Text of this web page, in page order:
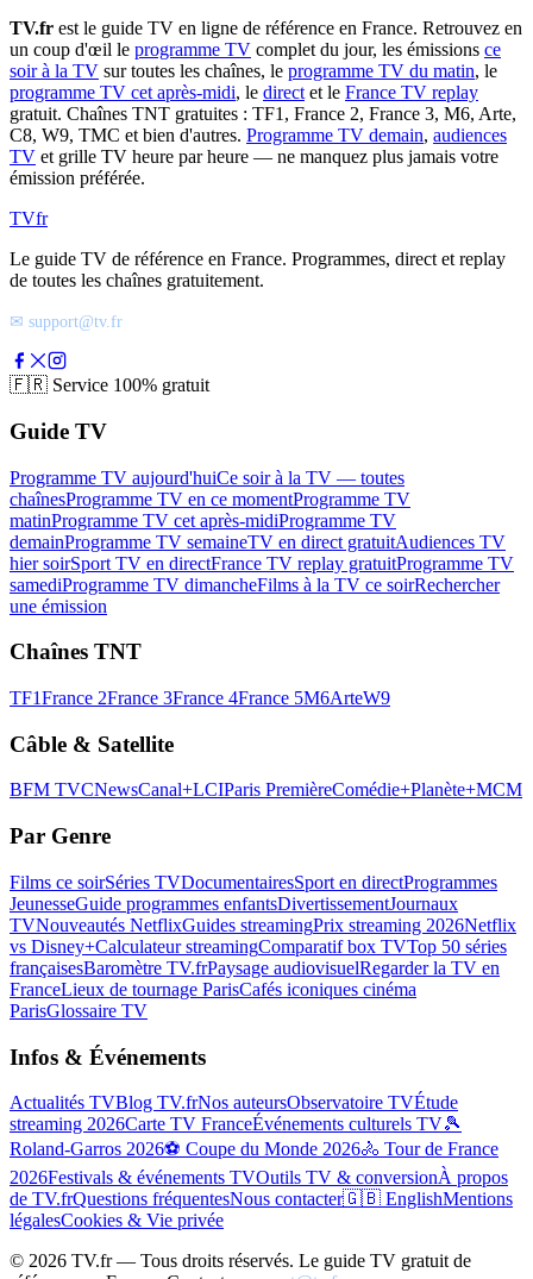
TV.fr est le guide TV en ligne de référence en France. Retrouvez en
un coup d'œil le programme TV complet du jour, les émissions ce
soir à la TV sur toutes les chaînes, le programme TV du matin, le
programme TV cet après-midi, le direct et le France TV replay
gratuit. Chaînes TNT gratuites : TF1, France 2, France 3, M6, Arte,
C8, W9, TMC et bien d'autres. Programme TV demain, audiences
TV et grille TV heure par heure — ne manquez plus jamais votre
émission préférée.
TVfr
Le guide TV de référence en France. Programmes, direct et replay
de toutes les chaînes gratuitement.
✉ support@tv.fr
🇫🇷 Service 100% gratuit
Guide TV
Programme TV aujourd'huiCe soir à la TV — toutes
chaînesProgramme TV en ce momentProgramme TV
matinProgramme TV cet après-midiProgramme TV
demainProgramme TV semaineTV en direct gratuitAudiences TV
hier soirSport TV en directFrance TV replay gratuitProgramme TV
samediProgramme TV dimancheFilms à la TV ce soirRechercher
une émission
Chaînes TNT
TF1France 2France 3France 4France 5M6ArteW9
Câble & Satellite
BFM TVCNewsCanal+LCIParis PremièreComédie+Planète+MCM
Par Genre
Films ce soirSéries TVDocumentairesSport en directProgrammes
JeunesseGuide programmes enfantsDivertissementJournaux
TVNouveautés NetflixGuides streamingPrix streaming 2026Netflix
vs Disney+Calculateur streamingComparatif box TVTop 50 séries
françaisesBaromètre TV.frPaysage audiovisuelRegarder la TV en
FranceLieux de tournage ParisCafés iconiques cinéma
ParisGlossaire TV
Infos & Événements
Actualités TVBlog TV.frNos auteursObservatoire TVÉtude
streaming 2026Carte TV FranceÉvénements culturels TV🎾
Roland-Garros 2026⚽ Coupe du Monde 2026🚴 Tour de France
2026Festivals & événements TVOutils TV & conversionÀ propos
de TV.frQuestions fréquentesNous contacter🇬🇧 EnglishMentions
légalesCookies & Vie privée
© 2026 TV.fr — Tous droits réservés. Le guide TV gratuit de